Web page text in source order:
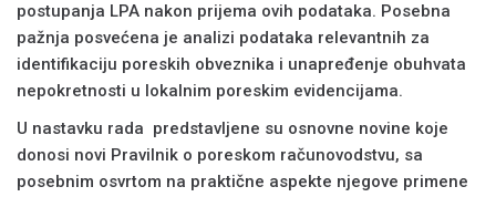
postupanja LPA nakon prijema ovih podataka. Posebna
pažnja posvećena je analizi podataka relevantnih za
identifikaciju poreskih obveznika i unapređenje obuhvata
nepokretnosti u lokalnim poreskim evidencijama.
U nastavku rada predstavljene su osnovne novine koje
donosi novi Pravilnik o poreskom računovodstvu, sa
posebnim osvrtom na praktične aspekte njegove primene